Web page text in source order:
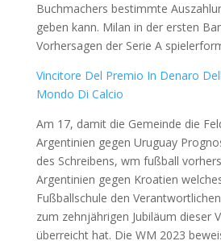
Buchmachers bestimmte
geben kann. Milan in der ersten
Vorhersagen der Serie A
Vincitore Del Premio In Denaro
Mondo Di Calcio
Am 17, damit die Gemeinde die
Argentinien gegen Uruguay
des Schreibens, wm fußball
Argentinien gegen Kroatien
Fußballschule den
zum zehnjährigen Jubiläum dieser
überreicht hat. Die WM 2023